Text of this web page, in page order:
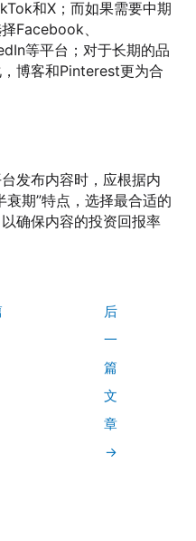
和X；而如果需要中期
Facebook、
等平台；对于长期的品
博客和Pinterest更为合
发布内容时，应根据内
衰期”特点，选择最合适的
确保内容的投资回报率
后
一
篇
文
章
→